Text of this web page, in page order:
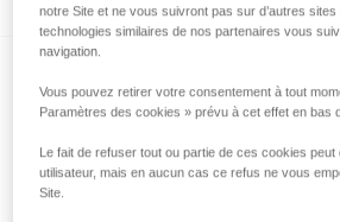
Informations sur l’éclairage à
notre Site et ne vous suivront pas sur d’autres
technologies similaires de nos partenaires vous
navigation.
Vous pouvez retirer votre consentement à tout
Paramètres des cookies » prévu à cet effet en bas
Le fait de refuser tout ou partie de ces cookies
utilisateur, mais en aucun cas ce refus ne vous
Site.